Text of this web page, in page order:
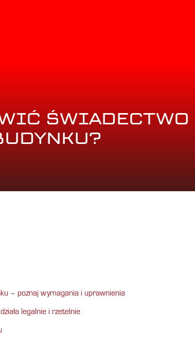
ŚWIADECTWO
– poznaj wymagania i uprawnienia
legalnie i rzetelnie